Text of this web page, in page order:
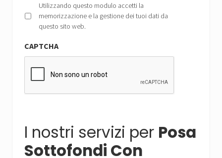
privacy
*
Privacy *
Utilizzando questo modulo accetti la
memorizzazione e la gestione dei tuoi dati da
questo sito web.
CAPTCHA
I nostri servizi per Posa
Sottofondi Con